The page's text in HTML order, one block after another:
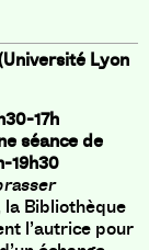
Lyon
17h
séance de
19h30
la Bibliothèque
l’autrice pour